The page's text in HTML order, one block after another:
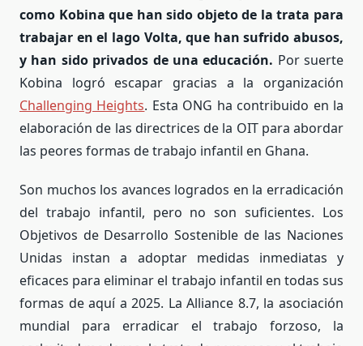
como Kobina que han sido objeto de la trata para
trabajar en el lago Volta, que han sufrido abusos,
y han sido privados de una educación. Por suerte
Kobina logró escapar gracias a la organización
Challenging Heights. Esta ONG ha contribuido en la
elaboración de las directrices de la OIT para abordar
las peores formas de trabajo infantil en Ghana.
Son muchos los avances logrados en la erradicación
del trabajo infantil, pero no son suficientes. Los
Objetivos de Desarrollo Sostenible de las Naciones
Unidas instan a adoptar medidas inmediatas y
eficaces para eliminar el trabajo infantil en todas sus
formas de aquí a 2025. La Alliance 8.7, la asociación
mundial para erradicar el trabajo forzoso, la